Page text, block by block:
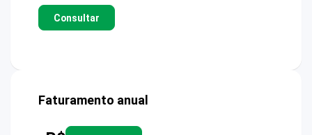
Consultar
Faturamento anual